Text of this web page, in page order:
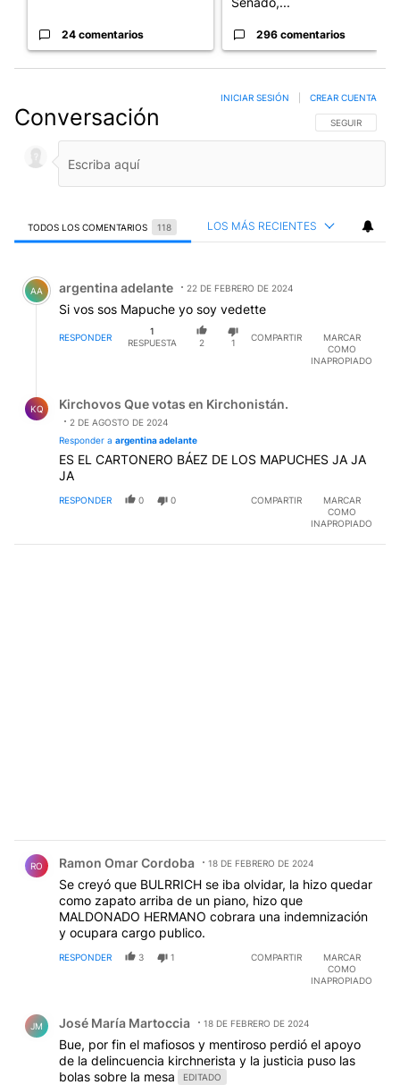
24 comentarios 296 comentarios
Conversación SIGA ESTA
SEGUIR
INICIAR SESIÓN CREAR CUENTA
TODOS LOS COMENTARIOS 118 LOS MÁS RECIENTES
Comentario de argentina adelante.
AA argentina adelante 22 DE FEBRERO DE 2024
Si vos sos Mapuche yo soy vedette
RESPONDER
1
RESPUESTA
2 1
COMPARTIR
MARCAR
COMO
INAPROPIADO
KQ Kirchovos Que votas en Kirchonistán.
2 DE AGOSTO DE 2024
Responder a argentina adelante
ES EL CARTONERO BÁEZ DE LOS MAPUCHES JA JA
JA
RESPONDER 0 0 COMPARTIR
MARCAR
COMO
INAPROPIADO
RO Ramon Omar Cordoba 18 DE FEBRERO DE 2024
Se creyó que BULRRICH se iba olvidar, la hizo quedar
como zapato arriba de un piano, hizo que
MALDONADO HERMANO cobrara una indemnización
y ocupara cargo publico.
RESPONDER 3 1 COMPARTIR
MARCAR
COMO
INAPROPIADO
JM José María Martoccia 18 DE FEBRERO DE 2024
Bue, por fin el mafiosos y mentiroso perdió el apoyo
de la delincuencia kirchnerista y la justicia puso las
bolas sobre la mesa
EDITADO